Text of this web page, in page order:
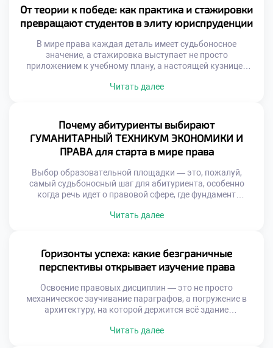
отстаивать верховенство закона. Именно поэтому
осознанное обучение в московском техникуме выступает
тем самым надежным трамплином, который […]
От теории к победе: как практика и стажировки
превращают студентов в элиту юриспруденции
В мире права каждая деталь имеет судьбоносное
значение, а стажировка выступает не просто
приложением к учебному плану, а настоящей кузницей
реальную правовую среду трансформирует сознание
техникуме становится тем самым надежным трамплином,
который позволяет студентам с первых дней […]
Читать далее
Почему абитуриенты выбирают
ГУМАНИТАРНЫЙ ТЕХНИКУМ ЭКОНОМИКИ И
ПРАВА для старта в мире права
Выбор образовательной площадки — это, пожалуй,
самый судьбоносный шаг для абитуриента, особенно
когда речь идет о правовой сфере, где фундамент
полученных знаний напрямую зависят профессиональная
продуманное обучение в московском техникуме
становится тем самым стратегическим активом, который
выбирают амбициозные […]
Читать далее
Горизонты успеха: какие безграничные
перспективы открывает изучение права
Освоение правовых дисциплин — это не просто
механическое заучивание параграфов, а погружение в
архитектуру, на которой держится всё здание
правовые нормы регулируют каждый шаг бизнеса и
Читать далее